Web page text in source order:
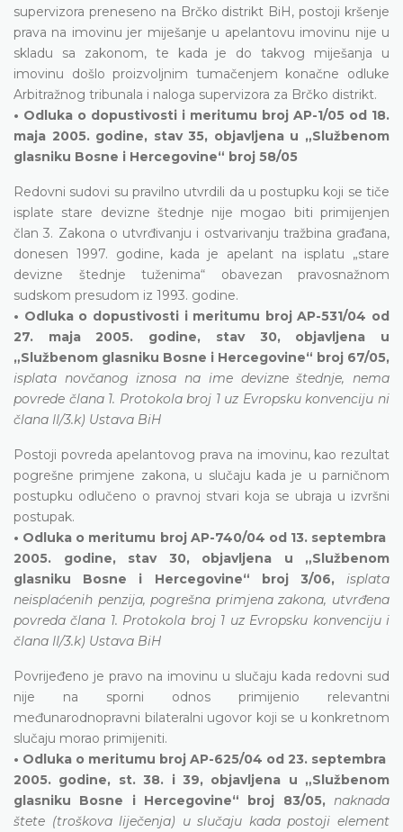
supervizora preneseno na Brčko distrikt BiH, postoji kršenje
prava na imovinu jer miješanje u apelantovu imovinu nije u
skladu sa zakonom, te kada je do takvog miješanja u
imovinu došlo proizvoljnim tumačenjem konačne odluke
Arbitražnog tribunala i naloga supervizora za Brčko distrikt.
• Odluka o dopustivosti i meritumu broj AP-1/05 od 18.
maja 2005. godine, stav 35, objavljena u „Službenom
glasniku Bosne i Hercegovine“ broj 58/05
Redovni sudovi su pravilno utvrdili da u postupku koji se tiče
isplate stare devizne štednje nije mogao biti primijenjen
član 3. Zakona o utvrđivanju i ostvarivanju tražbina građana,
donesen 1997. godine, kada je apelant na isplatu „stare
devizne štednje tuženima“ obavezan pravosnažnom
sudskom presudom iz 1993. godine.
• Odluka o dopustivosti i meritumu broj AP-531/04 od
27. maja 2005. godine, stav 30, objavljena u
„Službenom glasniku Bosne i Hercegovine“ broj 67/05,
isplata novčanog iznosa na ime devizne štednje, nema
povrede člana 1. Protokola broj 1 uz Evropsku konvenciju ni
člana II/3.k) Ustava BiH
Postoji povreda apelantovog prava na imovinu, kao rezultat
pogrešne primjene zakona, u slučaju kada je u parničnom
postupku odlučeno o pravnoj stvari koja se ubraja u izvršni
postupak.
• Odluka o meritumu broj AP-740/04 od 13. septembra
2005. godine, stav 30, objavljena u „Službenom
glasniku Bosne i Hercegovine“ broj 3/06, isplata
neisplaćenih penzija, pogrešna primjena zakona, utvrđena
povreda člana 1. Protokola broj 1 uz Evropsku konvenciju i
člana II/3.k) Ustava BiH
Povrijeđeno je pravo na imovinu u slučaju kada redovni sud
nije na sporni odnos primijenio relevantni
međunarodnopravni bilateralni ugovor koji se u konkretnom
slučaju morao primijeniti.
• Odluka o meritumu broj AP-625/04 od 23. septembra
2005. godine, st. 38. i 39, objavljena u „Službenom
glasniku Bosne i Hercegovine“ broj 83/05, naknada
štete (troškova liječenja) u slučaju kada postoji element